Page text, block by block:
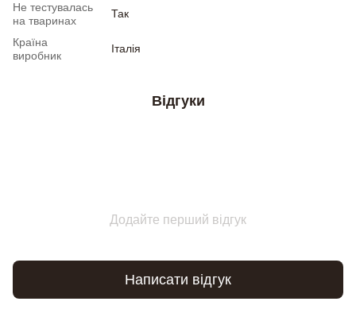
Не тестувалась
на тваринах
Так
Країна
виробник
Італія
Відгуки
Додайте перший відгук
Написати відгук